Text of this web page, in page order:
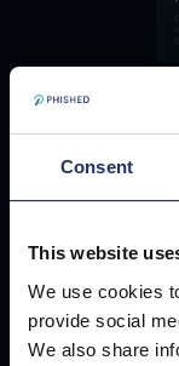
Consent
This website
We use cookies
provide social
We also share
AI-